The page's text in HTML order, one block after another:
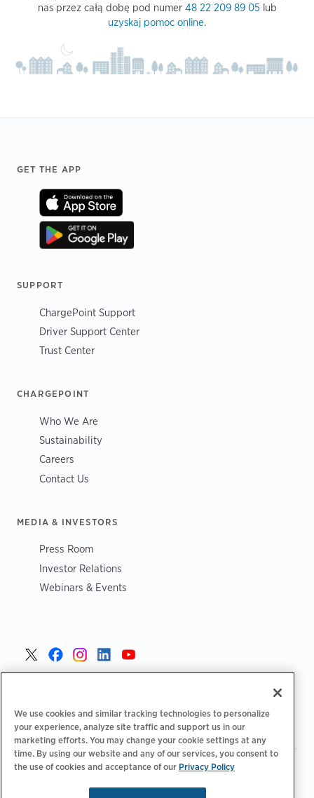
nas przez całą dobę pod numer 48 22 209 89 05lub
uzyskaj pomoc online.
Footer
GET THE APP
SUPPORT
ChargePoint Support
Driver Support Center
Trust Center
CHARGEPOINT
Who We Are
Sustainability
Careers
Contact Us
MEDIA & INVESTORS
Press Room
Investor Relations
Webinars & Events
Polityka prywatności | Opcje prywatności|Legalny
We use cookies and similar tracking technologies to personalize
your experience, analyze site traffic and support us in our
marketing efforts. You may change your cookie settings at any
time. By using our website and any of our services, you consent to
the use of cookies and acceptance of our Privacy Policy